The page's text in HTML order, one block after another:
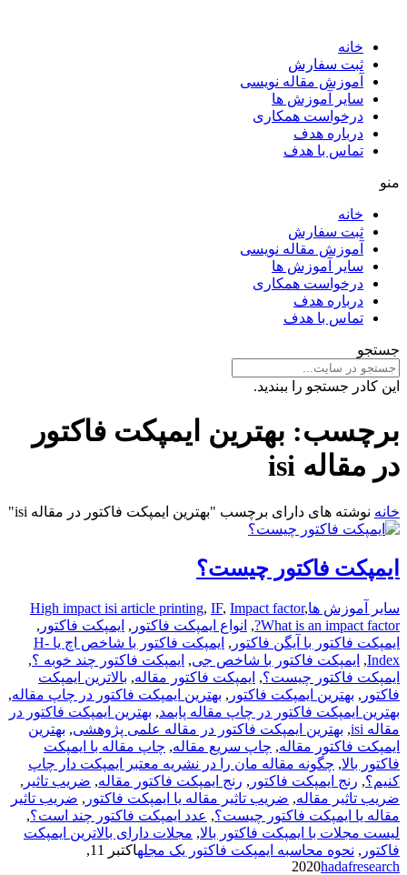
خانه
ثبت سفارش
آموزش مقاله نویسی
سایر آموزش ها
درخواست همکاری
درباره هدف
تماس با هدف
منو
خانه
ثبت سفارش
آموزش مقاله نویسی
سایر آموزش ها
درخواست همکاری
درباره هدف
تماس با هدف
جستجو
این کادر جستجو را ببندید.
برچسب: بهترین ایمپکت فاکتور
در مقاله isi
خانه نوشته های دارای برچسب "بهترین ایمپکت فاکتور در مقاله isi"
ایمپکت فاکتور چیست؟
سایر آموزش ها High impact isi article printing, IF, Impact factor,
What is an impact factor?
, انواع ایمپکت فاکتور , ایمپکت فاکتور ,
ایمپکت فاکتور با آیگن فاکتور ,
ایمپکت فاکتور با شاخص اچ یا H-
Index
, ایمپکت فاکتور با شاخص جی, ایمپکت فاکتور چند خوبه ؟,
ایمپکت فاکتور چیست؟, ایمپکت فاکتور مقاله, بالاترین ایمپکت
فاکتور , بهترین ایمپکت فاکتور , بهترین ایمپکت فاکتور در چاپ مقاله,
بهترین ایمپکت فاکتور در چاپ مقاله پابمد, بهترین ایمپکت فاکتور در
مقاله isi
, بهترین ایمپکت فاکتور در مقاله علمی پژوهشی, بهترین
ایمپکت فاکتور مقاله, چاپ سریع مقاله, چاپ مقاله با ایمپکت
فاکتور بالا, چگونه مقاله مان را در نشریه معتبر ایمپکت دار چاپ
کنیم؟, رنج ایمپکت فاکتور , رنج ایمپکت فاکتور مقاله, ضریب تاثیر ,
ضریب تاثیر مقاله, ضریب تاثیر مقاله یا ایمپکت فاکتور , ضریب تاثیر
مقاله یا ایمپکت فاکتور چیست؟, عدد ایمپکت فاکتور چند است؟,
لیست مجلات با ایمپکت فاکتور بالا, مجلات دارای بالاترین ایمپکت
فاکتور , نحوه محاسبه ایمپکت فاکتور یک مجله
اکتبر 11,
2020hadafresearch